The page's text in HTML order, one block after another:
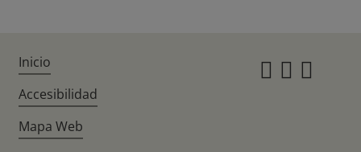
Inicio
Accesibilidad
Mapa Web